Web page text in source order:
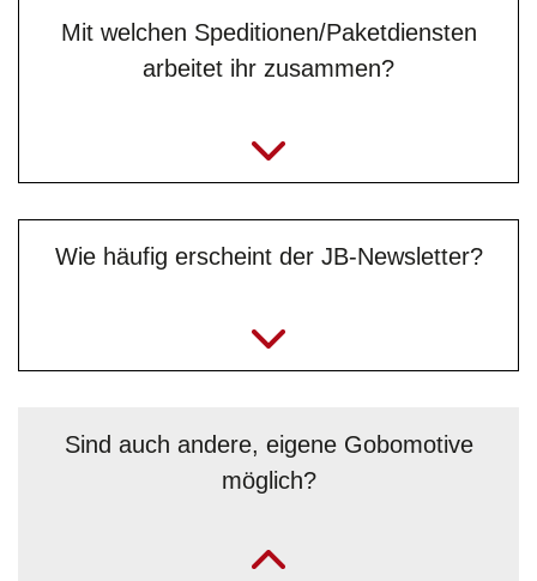
Mit welchen Speditionen/Paketdiensten
arbeitet ihr zusammen?
Wie häufig erscheint der JB-Newsletter?
Sind auch andere, eigene Gobomotive
möglich?
„Ja, auf Anfrage und je nach Motiv, jedoch nur